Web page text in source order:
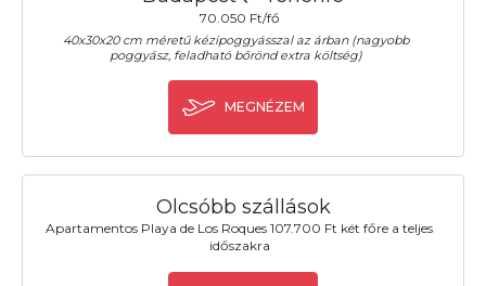
70.050 Ft/fő
40x30x20 cm méretű kézipoggyásszal az árban (nagyobb
poggyász, feladható bőrönd extra költség)
MEGNÉZEM
Olcsóbb szállások
Apartamentos Playa de Los Roques 107.700 Ft két főre a teljes
időszakra